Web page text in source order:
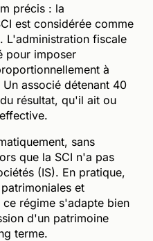
précis : la
est considérée comme
L'administration fiscale
pour imposer
à
associé détenant 40
résultat, qu'il ait ou
sans
que la SCI n'a pas
(IS). En pratique,
et
régime s'adapte bien
d'un patrimoine
terme.